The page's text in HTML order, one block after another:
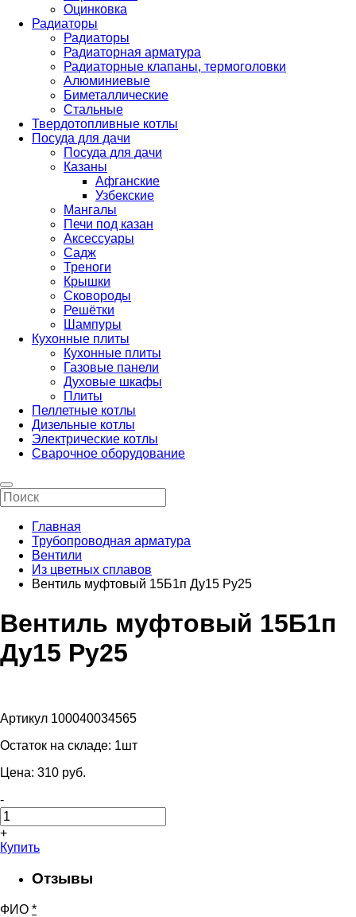
Оцинковка
Радиаторы
Радиаторы
Радиаторная арматура
Радиаторные клапаны, термоголовки
Алюминиевые
Биметаллические
Стальные
Твердотопливные котлы
Посуда для дачи
Посуда для дачи
Казаны
Афганские
Узбекские
Мангалы
Печи под казан
Аксессуары
Садж
Треноги
Крышки
Сковороды
Решётки
Шампуры
Кухонные плиты
Кухонные плиты
Газовые панели
Духовые шкафы
Плиты
Пеллетные котлы
Дизельные котлы
Электрические котлы
Сварочное оборудование
Главная
Трубопроводная арматура
Вентили
Из цветных сплавов
Вентиль муфтовый 15Б1п Ду15 Ру25
Вентиль муфтовый 15Б1п
Ду15 Ру25
Артикул 100040034565
Остаток на складе: 1шт
Цена: 310 pуб.
-
+
Купить
Отзывы
ФИО *